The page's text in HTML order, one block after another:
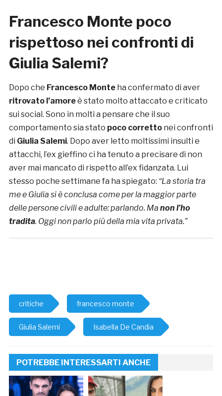
Francesco Monte poco
rispettoso nei confronti di
Giulia Salemi?
Dopo che Francesco Monte ha confermato di aver
ritrovato l’amoreè stato molto attaccato e criticato
sui social. Sono in molti a pensare che il suo
comportamento sia stato poco correttonei confronti
di Giulia Salemi. Dopo aver letto moltissimi insulti e
attacchi, l’ex gieffino ci ha tenuto a precisare di non
aver mai mancato di rispetto all’ex fidanzata. Lui
stesso poche settimane fa ha spiegato: “La storia tra
me e Giulia si è conclusa come per la maggior parte
delle persone civili e adulte: parlando. Ma non l’ho
tradita. Oggi non parlo più della mia vita privata.”
critiche francesco monte
Giulia Salemi Isabella De Candia
POTREBBE INTERESSARTI ANCHE